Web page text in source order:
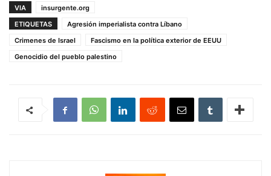
VIA
insurgente.org
ETIQUETAS
Agresión imperialista contra Líbano
Crimenes de Israel
Fascismo en la política exterior de EEUU
Genocidio del pueblo palestino